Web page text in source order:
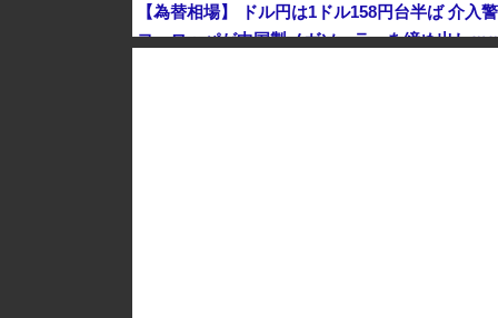
【為替相場】 ドル円は1ドル158円台半ば 介入
ヨーロッパが中国製メガソーラーを締め出しｗ